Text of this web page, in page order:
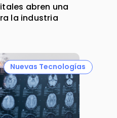
abren una
la industria
Nuevas Tecnologías